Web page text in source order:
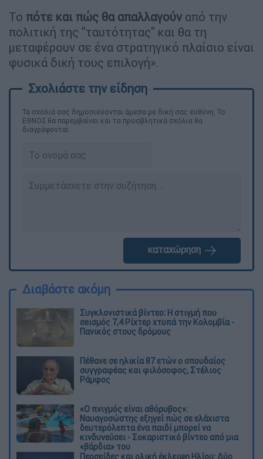
Το πότε και πώς θα απαλλαγούν από την
πολιτική της "ταυτότητας" και θα τη
μεταφέρουν σε ένα στρατηγικό πλαίσιο είναι
φυσικά δική τους επιλογή».
Τα σχολιά σας δημοσιεύονται άμεσα με δική σας ευθύνη. Το
ΕΘΝΟΣ θα παρεμβαίνει και τα προσβλητικά σχόλια θα
διαγράφονται
καταχώρηση
Διαβάστε ακόμη
Συγκλονιστικά βίντεο: Η στιγμή που
σεισμός 7,4 Ρίχτερ χτυπά την Κολομβία -
Πανικός στους δρόμους
Πέθανε σε ηλικία 87 ετών ο σπουδαίος
συγγραφέας και φιλόσοφος, Στέλιος
Ράμφος
«Ο πνιγμός είναι αθόρυβος»:
Ναυαγοσώστης εξηγεί πώς σε ελάχιστα
δευτερόλεπτα ένα παιδί μπορεί να
κινδυνεύσει - Σοκαριστικό βίντεο από μια
«βάρδια» του